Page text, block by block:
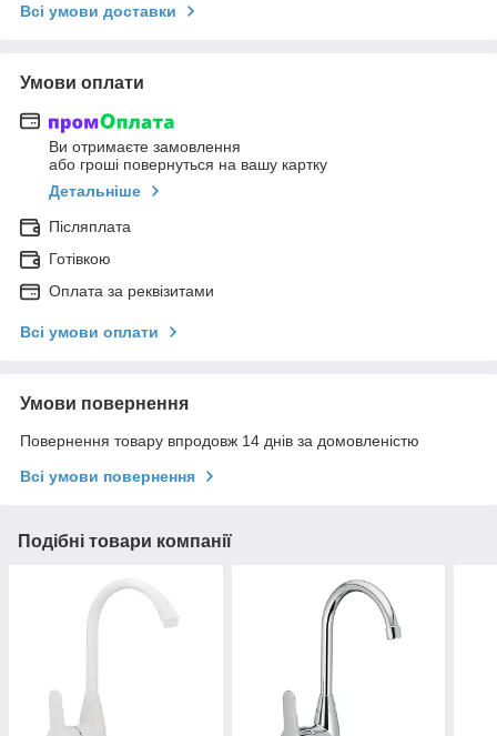
Всі умови доставки
Умови оплати
Ви отримаєте замовлення
або гроші повернуться на вашу картку
Детальніше
Післяплата
Готівкою
Оплата за реквізитами
Всі умови оплати
Умови повернення
Повернення товару впродовж 14 днів за домовленістю
Всі умови повернення
Подібні товари компанії